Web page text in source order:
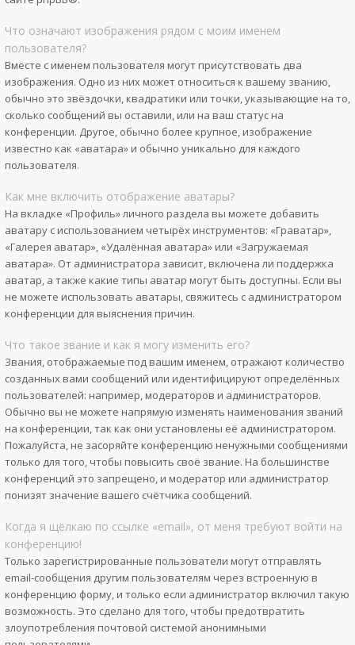
Что означают изображения рядом с моим именем
пользователя?
Вместе с именем пользователя могут присутствовать два
изображения. Одно из них может относиться к вашему званию,
обычно это звёздочки, квадратики или точки, указывающие на то,
сколько сообщений вы оставили, или на ваш статус на
конференции. Другое, обычно более крупное, изображение
известно как «аватара» и обычно уникально для каждого
пользователя.
Как мне включить отображение аватары?
На вкладке «Профиль» личного раздела вы можете добавить
аватару с использованием четырёх инструментов: «Граватар»,
«Галерея аватар», «Удалённая аватара» или «Загружаемая
аватара». От администратора зависит, включена ли поддержка
аватар, а также какие типы аватар могут быть доступны. Если вы
не можете использовать аватары, свяжитесь с администратором
конференции для выяснения причин.
Что такое звание и как я могу изменить его?
Звания, отображаемые под вашим именем, отражают количество
созданных вами сообщений или идентифицируют определённых
пользователей: например, модераторов и администраторов.
Обычно вы не можете напрямую изменять наименования званий
на конференции, так как они установлены её администратором.
Пожалуйста, не засоряйте конференцию ненужными сообщениями
только для того, чтобы повысить своё звание. На большинстве
конференций это запрещено, и модератор или администратор
понизят значение вашего счётчика сообщений.
Когда я щёлкаю по ссылке «email», от меня требуют войти на
конференцию!
Только зарегистрированные пользователи могут отправлять
email-сообщения другим пользователям через встроенную в
конференцию форму, и только если администратор включил такую
возможность. Это сделано для того, чтобы предотвратить
злоупотребления почтовой системой анонимными